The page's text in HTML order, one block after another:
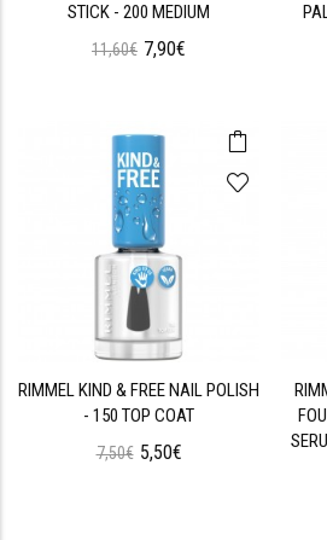
STICK - 200 MEDIUM
11,60€ 7,90€
RIMMEL KIND & FREE NAIL POLISH
- 150 TOP COAT
7,50€ 5,50€